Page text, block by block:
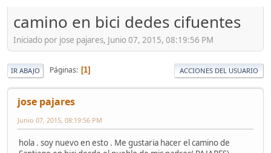
camino en bici dedes cifuentes
Iniciado por jose pajares, Junio 07, 2015, 08:19:56 PM
IR ABAJO Páginas 1 ACCIONES DEL USUARIO
jose pajares
Junio 07, 2015, 08:19:56 PM
hola . soy nuevo en esto . Me gustaria hacer el camino de